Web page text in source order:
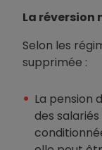
La réversion
Selon les
supprimée :
La pension
des